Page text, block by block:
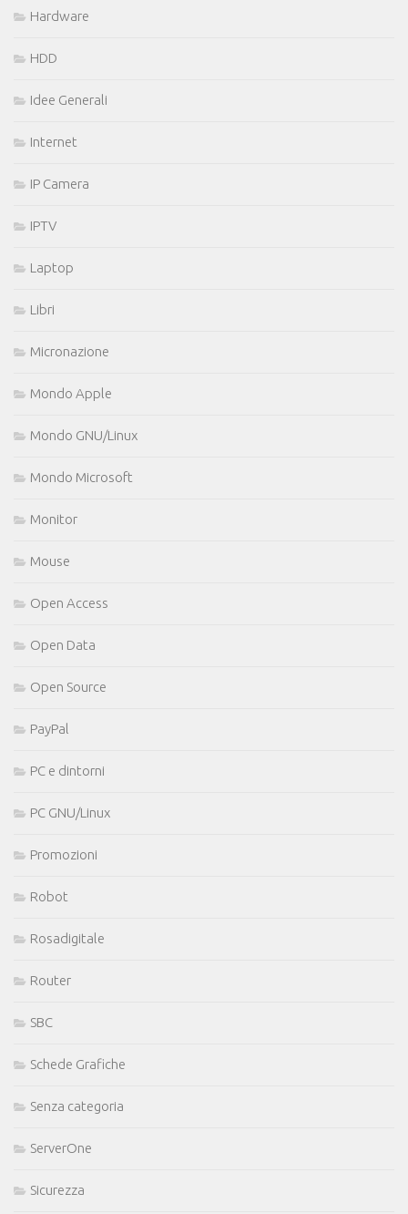
Hardware
HDD
Idee Generali
Internet
IP Camera
IPTV
Laptop
Libri
Micronazione
Mondo Apple
Mondo GNU/Linux
Mondo Microsoft
Monitor
Mouse
Open Access
Open Data
Open Source
PayPal
PC e dintorni
PC GNU/Linux
Promozioni
Robot
Rosadigitale
Router
SBC
Schede Grafiche
Senza categoria
ServerOne
Sicurezza